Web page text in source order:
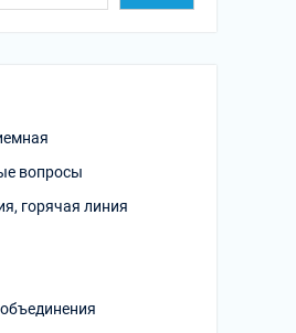
вопросы
горячая линия